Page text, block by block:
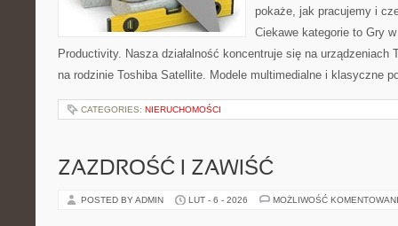
pokaże, jak pracujemy i
Ciekawe kategorie to Gry
Productivity. Nasza działalność koncentruje się na urządzeniach
na rodzinie Toshiba Satellite. Modele multimedialne i klasyczne
CATEGORIES: NIERUCHOMOŚCI
ZAZDROŚĆ I ZAWIŚĆ
POSTED BY ADMIN LUT - 6 - 2026 MOŻLIWOŚĆ